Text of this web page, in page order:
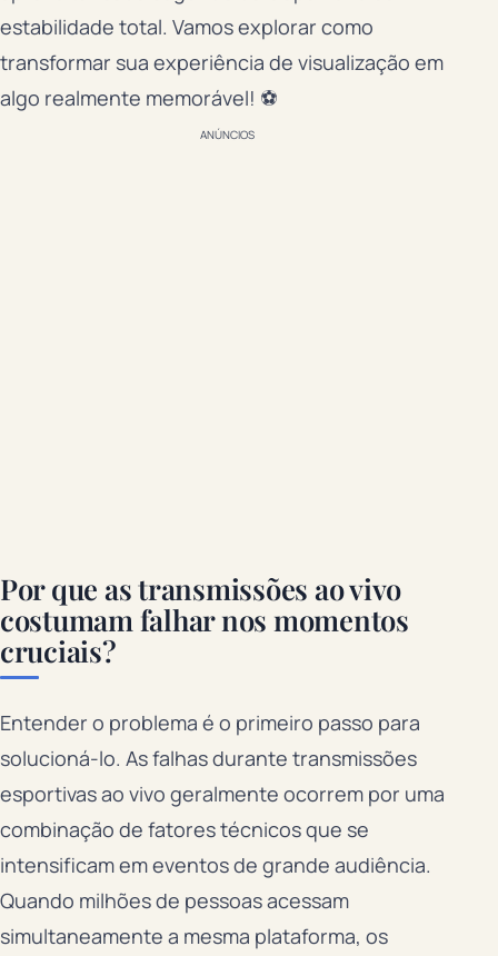
estabilidade total. Vamos explorar como
transformar sua experiência de visualização em
algo realmente memorável! ⚽
ANÚNCIOS
Por que as transmissões ao vivo
costumam falhar nos momentos
cruciais?
Entender o problema é o primeiro passo para
solucioná-lo. As falhas durante transmissões
esportivas ao vivo geralmente ocorrem por uma
combinação de fatores técnicos que se
intensificam em eventos de grande audiência.
Quando milhões de pessoas acessam
simultaneamente a mesma plataforma, os